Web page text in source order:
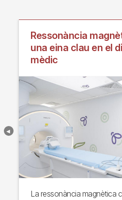
Ressonància
una eina clau en el
mèdic
La ressonància magnètica